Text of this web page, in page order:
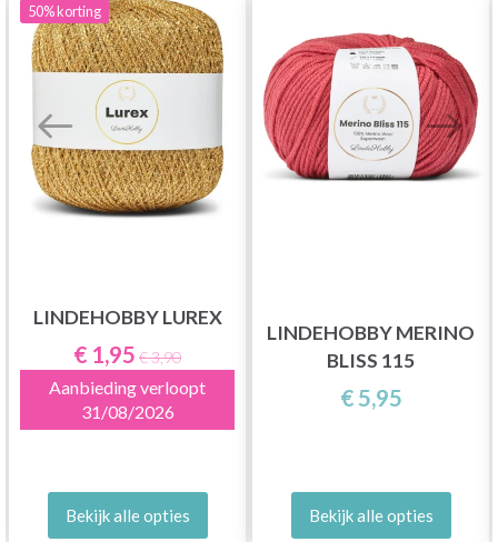
50%korting
LINDEHOBBY LUREX
€ 1,95 € 3,90
Aanbieding verloopt
31/08/2026
Bekijk alle opties
LINDEHOBBY MERINO
BLISS 115
€ 5,95
Bekijk alle opties